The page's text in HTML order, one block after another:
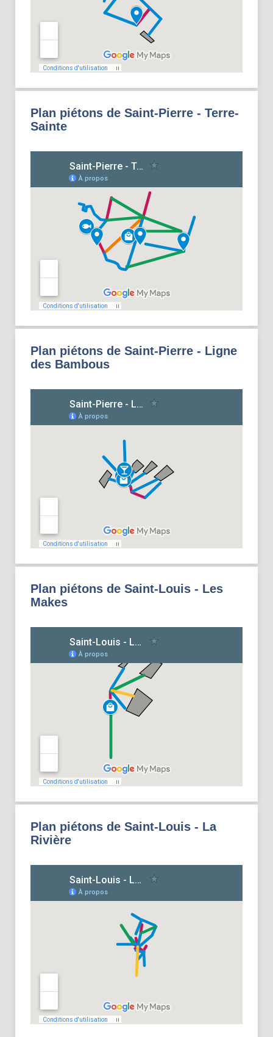
Plan piétons de Saint-Pierre - Terre-
Sainte
Plan piétons de Saint-Pierre - Ligne
des Bambous
Plan piétons de Saint-Louis - Les
Makes
Plan piétons de Saint-Louis - La
Rivière